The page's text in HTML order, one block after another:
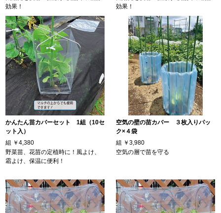
効果！
効果！
かんたん苗カバーセット 1組（10セ
ット入）
組 ￥4,380
野菜苗、花苗の定植時に！風よけ、
霜よけ、保温に便利！
空気の壁の苗カバー ３枚入りパッ
ク×４袋
組 ￥3,980
空気の層で苗を守る